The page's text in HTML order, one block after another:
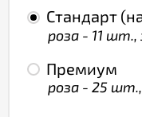
Стандарт
роза - 11 шт.,
Премиум
роза - 25 шт.,